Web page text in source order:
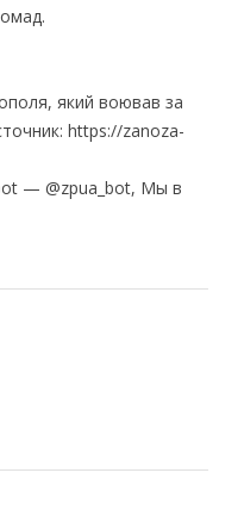
який воював за
https://zanoza-
— @zpua_bot, Мы в